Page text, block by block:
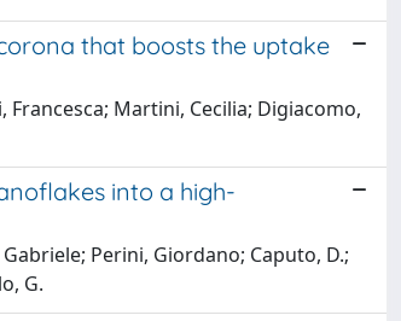
that boosts the uptake
Francesca; Martini, Cecilia; Digiacomo,
into a high-
Perini, Giordano; Caputo, D.;
G.